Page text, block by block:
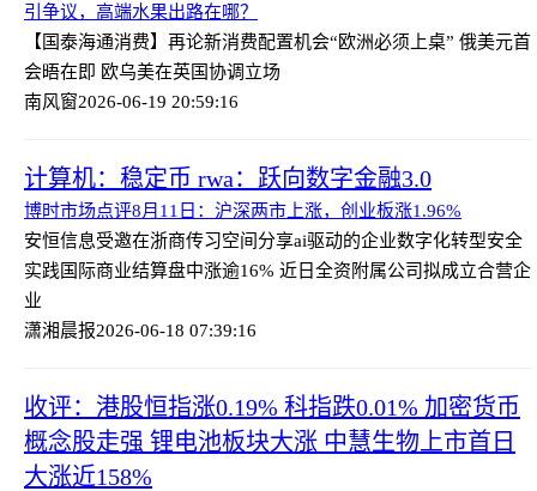
引争议，高端水果出路在哪？
【国泰海通消费】再论新消费配置机会“欧洲必须上桌” 俄美元首
会晤在即 欧乌美在英国协调立场
南风窗2026-06-19 20:59:16
计算机：稳定币 rwa：跃向数字金融3.0
博时市场点评8月11日：沪深两市上涨，创业板涨1.96%
安恒信息受邀在浙商传习空间分享ai驱动的企业数字化转型安全
实践国际商业结算盘中涨逾16% 近日全资附属公司拟成立合营企
业
潇湘晨报2026-06-18 07:39:16
收评：港股恒指涨0.19% 科指跌0.01% 加密货币
概念股走强 锂电池板块大涨 中慧生物上市首日
大涨近158%